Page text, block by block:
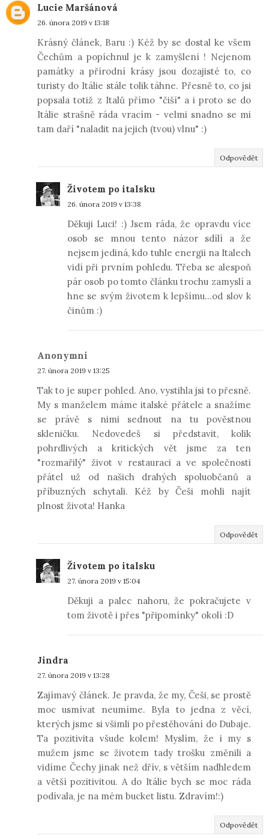
Lucie Maršánová
26. února 2019 v 13:18
Krásný článek, Baru :) Kéž by se dostal ke všem
Čechům a popíchnul je k zamyšlení ! Nejenom
památky a přírodní krásy jsou dozajisté to, co
turisty do Itálie stále tolik táhne. Přesně to, co jsi
popsala totiž z Italů přímo "čiší" a i proto se do
Itálie strašně ráda vracím - velmi snadno se mi
tam daří "naladit na jejich (tvou) vlnu" :)
Odpovědět
Životem po italsku
26. února 2019 v 13:38
Děkuji Luci! :) Jsem ráda, že opravdu více
osob se mnou tento názor sdílí a že
nejsem jediná, kdo tuhle energii na Italech
vidí při prvním pohledu. Třeba se alespoň
pár osob po tomto článku trochu zamyslí a
hne se svým životem k lepšímu...od slov k
činům :)
Anonymní
27. února 2019 v 13:25
Tak to je super pohled. Ano, vystihla jsi to přesně.
My s manželem máme italské přátele a snažíme
se právě s nimi sednout na tu pověstnou
skleničku. Nedovedeš si představit, kolik
pohrdlivých a kritických vět jsme za ten
"rozmařilý" život v restauraci a ve společnosti
přátel už od našich drahých spoluobčanů a
příbuzných schytali. Kéž by Češi mohli najít
plnost života! Hanka
Odpovědět
Životem po italsku
27. února 2019 v 15:04
Děkuji a palec nahoru, že pokračujete v
tom životě i přes "připomínky" okolí :D
Jindra
27. února 2019 v 13:28
Zajímavý článek. Je pravda, že my, Češi, se prostě
moc usmívat neumíme. Byla to jedna z věcí,
kterých jsme si všimli po přestěhování do Dubaje.
Ta pozitivita všude kolem! Myslím, že i my s
mužem jsme se životem tady trošku změnili a
vidíme Čechy jinak než dřív, s větším nadhledem
a větší pozitivitou. A do Itálie bych se moc ráda
podívala, je na mém bucket listu. Zdravím!:)
Odpovědět